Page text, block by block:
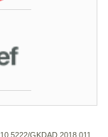
10.5222/GKDAD.2018.011